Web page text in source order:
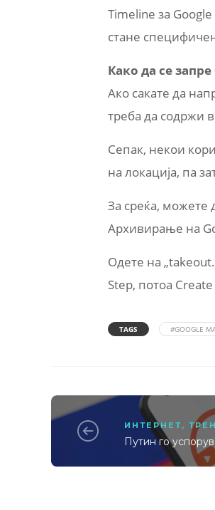
Timeline за
стане
Како да се
Ако сакате да
треба да содржи
Сепак, некои
на локација, па
За среќа, можете
Архивирање на
Одете на
Step, потоа
TAGS #GOOGLE
ИНТЕРНЕТ ,
Путин го